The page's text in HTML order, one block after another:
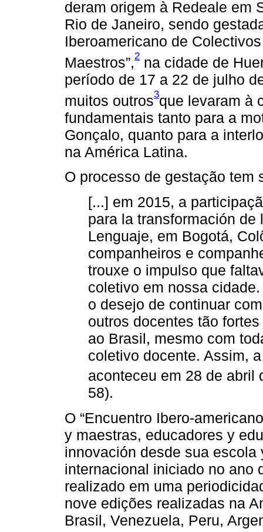
deram origem à Redeale em
Rio de Janeiro, sendo
Iberoamericano de
Maestros”,2 na cidade de
período de 17 a 22 de julho
muitos outros3que levaram à
fundamentais tanto para a
Gonçalo, quanto para a
na América Latina.
O processo de gestação tem
[...] em 2015, a
para la transformación
Lenguaje, em Bogotá,
companheiros e
trouxe o impulso que
coletivo em nossa
o desejo de continuar
outros docentes tão
ao Brasil, mesmo com
coletivo docente. Assim,
aconteceu em 28 de abril
58).
O “Encuentro Ibero-
y maestras, educadores y
innovación desde sua escola
internacional iniciado no ano
realizado em uma
nove edições realizadas na
Brasil, Venezuela, Peru,